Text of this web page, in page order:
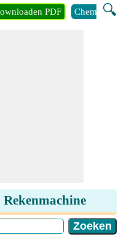
🔍
PDF Chemie